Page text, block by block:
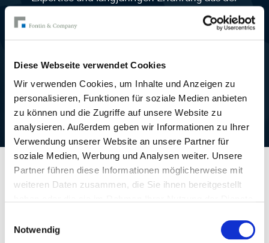
Diese Webseite verwendet Cookies
Wir verwenden Cookies, um Inhalte und Anzeigen zu
personalisieren, Funktionen für soziale Medien anbieten
zu können und die Zugriffe auf unsere Website zu
analysieren. Außerdem geben wir Informationen zu Ihrer
Verwendung unserer Website an unsere Partner für
soziale Medien, Werbung und Analysen weiter. Unsere
Partner führen diese Informationen möglicherweise mit
weiteren Daten zusammen, die Sie ihnen bereitgestellt
Notwendig
Strategieberatung bringen wir hierfür sowohl das
notwendige konzeptionelle Rüstzeug als auch tiefe
Erfolgsfaktoren ein.
IHRE ANSPRECHPARTNER.